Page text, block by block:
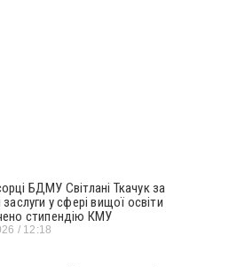
БДМУ Світлані Ткачук за
заслуги у сфері вищої освіти
стипендію КМУ
12:18